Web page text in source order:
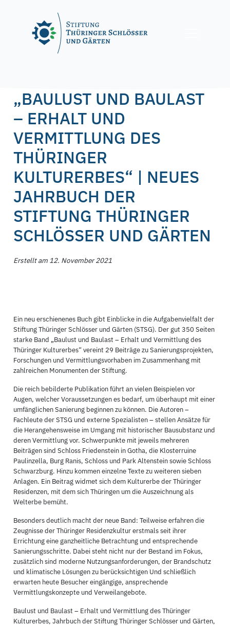
„BAULUST UND BAULAST
– ERHALT UND
VERMITTLUNG DES
THÜRINGER
KULTURERBES“ | NEUES
JAHRBUCH DER
STIFTUNG THÜRINGER
SCHLÖSSER UND GÄRTEN
Erstellt am 12. November 2021
Ein neu erschienenes Buch gibt Einblicke in die Aufgabenvielfalt der
Stiftung Thüringer Schlösser und Gärten (STSG). Der gut 350 Seiten
starke Band „Baulust und Baulast – Erhalt und Vermittlung des
Thüringer Kulturerbes“ vereint 29 Beiträge zu Sanierungsprojekten,
Forschungen und Vermittlungsvorhaben im Zusammenhang mit
zahlreichen Monumenten der Stiftung.
Die reich bebilderte Publikation führt an vielen Beispielen vor
Augen, welcher Voraussetzungen es bedarf, um überhaupt mit einer
umfänglichen Sanierung beginnen zu können. Die Autoren –
Fachleute der STSG und externe Spezialisten – stellen Ansätze für
die Herangehensweise im Umgang mit historischer Bausubstanz und
deren Vermittlung vor. Schwerpunkte mit jeweils mehreren
Beiträgen sind Schloss Friedenstein in Gotha, die Klosterruine
Paulinzella, Burg Ranis, Schloss und Park Altenstein sowie Schloss
Schwarzburg. Hinzu kommen einzelne Texte zu weiteren sieben
Anlagen. Ein Beitrag widmet sich dem Kulturerbe der Thüringer
Residenzen, mit dem sich Thüringen um die Auszeichnung als
Welterbe bemüht.
Besonders deutlich macht der neue Band: Teilweise erfahren die
Zeugnisse der Thüringer Residenzkultur erstmals seit ihrer
Errichtung eine ganzheitliche Betrachtung und entsprechende
Sanierungsschritte. Dabei steht nicht nur der Bestand im Fokus,
zusätzlich sind moderne Nutzungsanforderungen, der Brandschutz
und klimatische Lösungen zu berücksichtigen Und schließlich
erwarten heute Besucher eingängige, ansprechende
Vermittlungskonzepte und Verweilangebote.
Baulust und Baulast – Erhalt und Vermittlung des Thüringer
Kulturerbes, Jahrbuch der Stiftung Thüringer Schlösser und Gärten,